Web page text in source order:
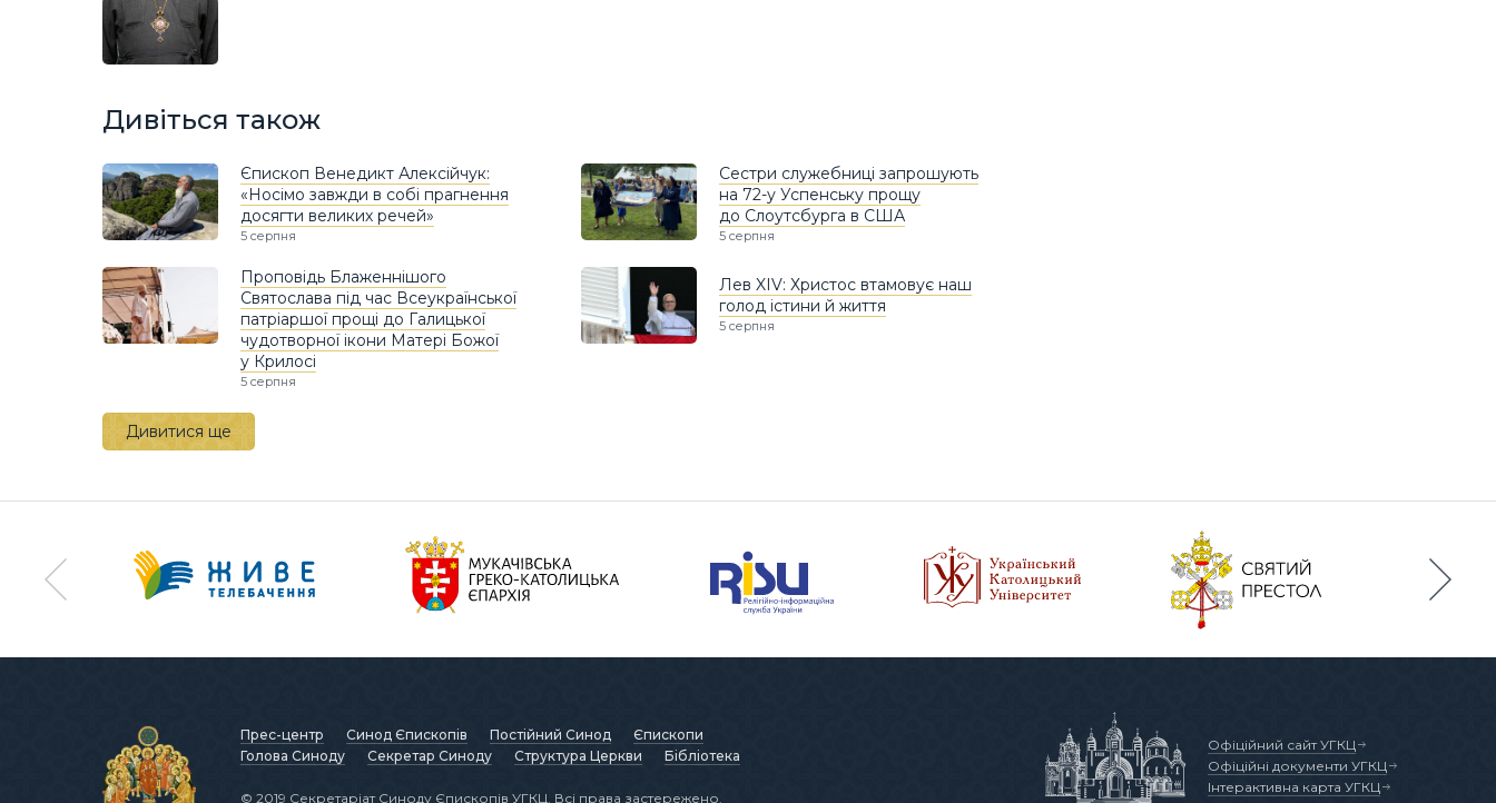
Дивіться також
Єпископ Венедикт Алексійчук:
«Носімо завжди в собі прагнення
досягти великих речей»
5 серпня
Сестри служебниці запрошують
на 72-у Успенську прощу
до Слоутсбурга в США
5 серпня
Проповідь Блаженнішого
Святослава під час Всеукраїнської
патріаршої прощі до Галицької
чудотворної ікони Матері Божої
у Крилосі
5 серпня
Лев XIV: Христос втамовує наш
голод істини й життя
5 серпня
Дивитися ще
Прес-центр Синод Єпископів Постійний Синод
Єпископи
Голова Синоду
Секретар Синоду Структура Церкви Бібліотека
Офіційний сайт УГКЦ
Офіційні документи УГКЦ
Інтерактивна карта УГКЦ
© 2019 Секретаріат Синоду Єпископів УГКЦ. Всі права застережено.